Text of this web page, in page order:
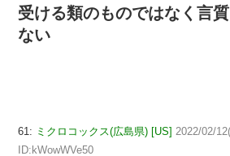
受ける類のものではなく言
ない
61: ミクロコックス(広島県) [US] 2022/02/
ID:kWowWVe50